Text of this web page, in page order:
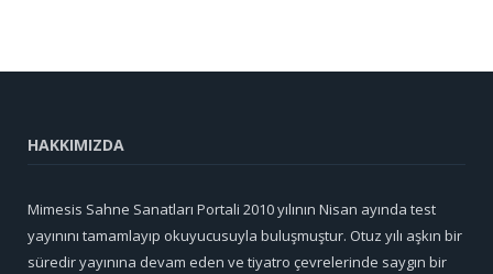
HAKKIMIZDA
Mimesis Sahne Sanatları Portali 2010 yılının Nisan ayında test
yayınını tamamlayıp okuyucusuyla buluşmuştur. Otuz yılı aşkın bir
süredir yayınına devam eden ve tiyatro çevrelerinde saygın bir